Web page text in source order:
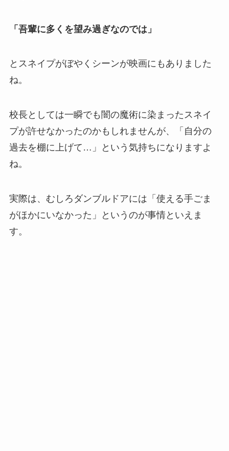
「吾輩に多くを望み過ぎなのでは」
とスネイプがぼやくシーンが映画にもありました
ね。
校長としては一瞬でも闇の魔術に染まったスネイ
プが許せなかったのかもしれませんが、「自分の
過去を棚に上げて…」という気持ちになりますよ
ね。
実際は、むしろダンブルドアには「使える手ごま
がほかにいなかった」というのが事情といえま
す。